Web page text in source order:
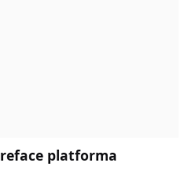
platforma